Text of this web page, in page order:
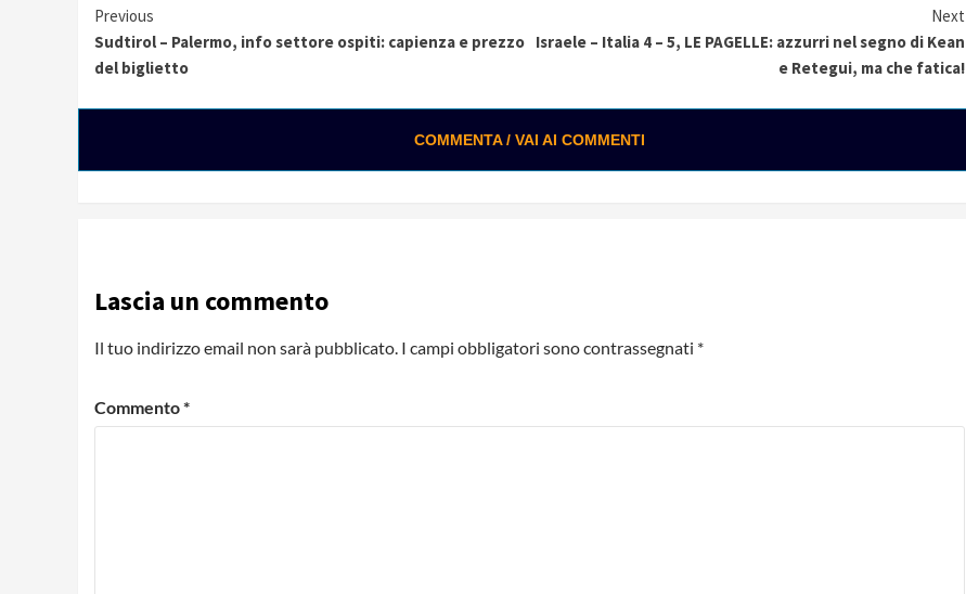
Continue
Reading
Previous
Sudtirol – Palermo, info settore ospiti: capienza e prezzo
del biglietto
Next
Israele – Italia 4 – 5, LE PAGELLE: azzurri nel segno di Kean
e Retegui, ma che fatica!
COMMENTA / VAI AI COMMENTI
Lascia un commento
Il tuo indirizzo email non sarà pubblicato. I campi obbligatori sono contrassegnati *
Commento*